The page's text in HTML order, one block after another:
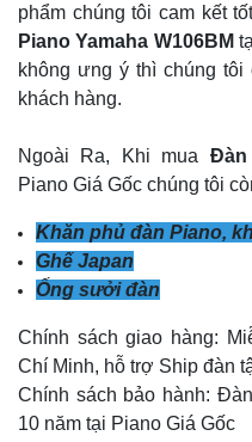
phẩm chúng tôi cam kết
Piano Yamaha W106BM
không ưng ý thì chúng
khách hàng.
Ngoài Ra, Khi mua Đàn
Piano Giá Gốc chúng tôi
Khăn phủ đàn Piano,
Ghế Japan
Ống sưởi đàn
Chính sách giao hàng:
Chí Minh, hỗ trợ Ship đàn
Chính sách bảo hành:
10 năm tại Piano Giá Gốc